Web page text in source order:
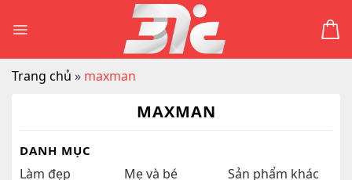
Trang chủ » maxman
MAXMAN
DANH MỤC
Làm đẹp Mẹ và bé
Sản phẩm khác